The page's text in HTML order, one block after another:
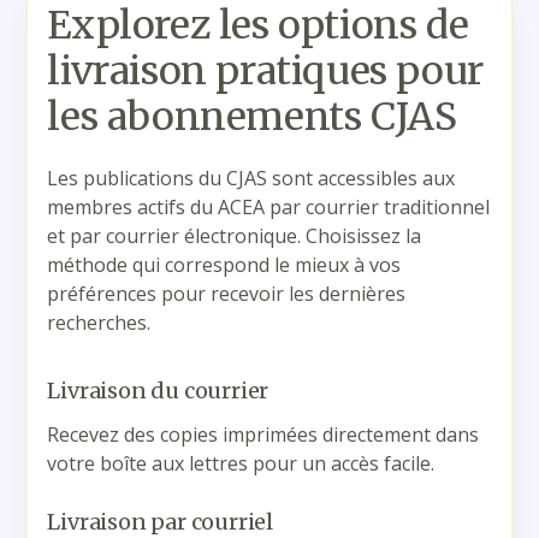
Explorez les options de
livraison pratiques pour
les abonnements CJAS
Les publications du CJAS sont accessibles aux
membres actifs du ACEA par courrier traditionnel
et par courrier électronique. Choisissez la
méthode qui correspond le mieux à vos
préférences pour recevoir les dernières
recherches.
Livraison du courrier
Recevez des copies imprimées directement dans
votre boîte aux lettres pour un accès facile.
Livraison par courriel